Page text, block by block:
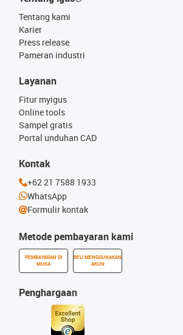
Tentang kami
Karier
Press release
Pameran industri
Metode pembayaran kami
PEMBAYARAN DI
MUKA
BELI MENGGUNAKAN
AKUN
Layanan
Fitur myigus
Online tools
Sampel gratis
Portal unduhan CAD
Penghargaan
Kontak
+62 21 7588 1933
WhatsApp
Formulir kontak